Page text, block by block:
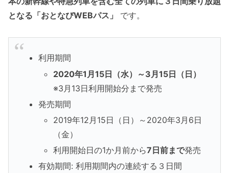
となる「おとなびWEBパス」
です。
利用期間
2020年1月15日（水）～3月15日（日）
※3月13日利用開始分まで発売
発売期間
2019年12月15日（日）～2020年3月6日
（金）
利用開始日の1か月前から7日前まで発売
有効期間: 利用期間内の連続する３日間